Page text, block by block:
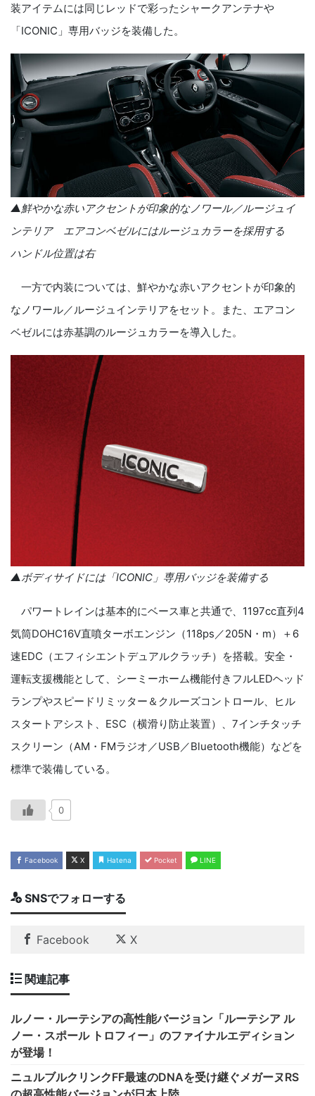
装アイテムには同じレッドで彩ったシャークアンテナや
「ICONIC 」専用バッジを装備した。
▲鮮やかな赤いアクセントが印象的なノワール／ルージュイ
ンテリア エアコンベゼルにはルージュカラーを採用する
ハンドル位置は右
一方で内装については、鮮やかな赤いアクセントが印象的
なノワール／ルージュインテリアをセット。また、エアコン
ベゼルには赤基調のルージュカラーを導入した。
▲ボディサイドには「ICONIC 」専用バッジを装備する
パワートレインは基本的にベース車と共通で、 1197cc直列4
気筒DOHC16V直噴ターボエンジン（118ps／205N ・ m）＋ 6
速EDC （エフィシエントデュアルクラッチ）を搭載。安全・
運転支援機能として、シーミーホーム機能付きフルLEDヘッド
ランプやスピードリミッター＆クルーズコントロール、ヒル
スタートアシスト、 ESC （横滑り防止装置）、 7インチタッチ
スクリーン（AM ・ FMラジオ／USB／Bluetooth機能）などを
標準で装備している。
0
Facebook X Hatena Pocket LINE
SNSでフォローする
Facebook X
関連記事
ルノー・ルーテシアの高性能バージョン「ルーテシア ル
ノー・スポール トロフィー」のファイナルエディション
が登場！
ニュルブルクリンクFF最速のDNAを受け継ぐメガーヌRS